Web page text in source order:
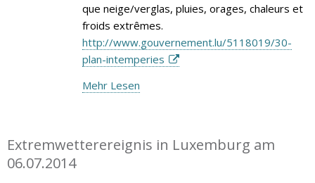
que neige/verglas, pluies, orages, chaleurs et
froids extrêmes.
http://www.gouvernement.lu/5118019/30-
plan-intemperies
Mehr Lesen
Extremwetterereignis in Luxemburg am
06.07.2014